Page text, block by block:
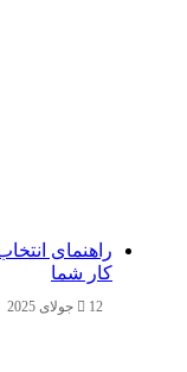
راهنمای
کار شما
12 جولای 2025